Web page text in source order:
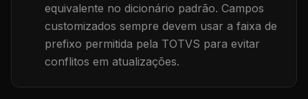
equivalente no dicionário padrão. Campos
customizados sempre devem usar a faixa de
prefixo permitida pela TOTVS para evitar
conflitos em atualizações.